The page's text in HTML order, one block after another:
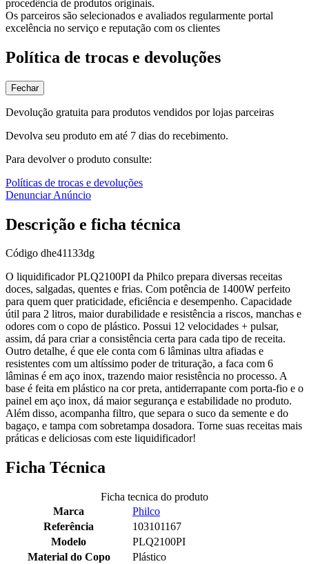
procedência de produtos originais.
Os parceiros são selecionados e avaliados regularmente portal
excelência no serviço e reputação com os clientes
Política de trocas e devoluções
Fechar
Devolução gratuita para produtos vendidos por lojas parceiras
Devolva seu produto em até 7 dias do recebimento.
Para devolver o produto consulte:
Políticas de trocas e devoluções
Denunciar Anúncio
Descrição e ficha técnica
Código dhe41133dg
O liquidificador PLQ2100PI da Philco prepara diversas receitas
doces, salgadas, quentes e frias. Com potência de 1400W perfeito
para quem quer praticidade, eficiência e desempenho. Capacidade
útil para 2 litros, maior durabilidade e resistência a riscos, manchas e
odores com o copo de plástico. Possui 12 velocidades + pulsar,
assim, dá para criar a consistência certa para cada tipo de receita.
Outro detalhe, é que ele conta com 6 lâminas ultra afiadas e
resistentes com um altíssimo poder de trituração, a faca com 6
lâminas é em aço inox, trazendo maior resistência no processo. A
base é feita em plástico na cor preta, antiderrapante com porta-fio e o
painel em aço inox, dá maior segurança e estabilidade no produto.
Além disso, acompanha filtro, que separa o suco da semente e do
bagaço, e tampa com sobretampa dosadora. Torne suas receitas mais
práticas e deliciosas com este liquidificador!
Ficha Técnica
Ficha tecnica do produto
Marca
Philco
Referência
103101167
Modelo
PLQ2100PI
Material do Copo
Plástico